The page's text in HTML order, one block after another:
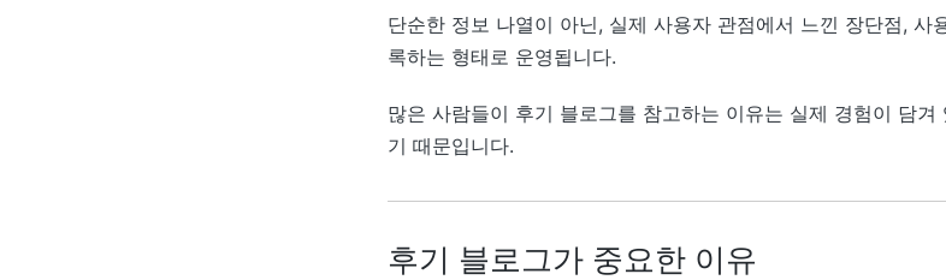
단순한 정보 나열이 아닌, 실제 사용자 관점에서 느낀 장단점, 사
록하는 형태로 운영됩니다.
많은 사람들이 후기 블로그를 참고하는 이유는 실제 경험이 담
기 때문입니다.
후기 블로그가 중요한 이유